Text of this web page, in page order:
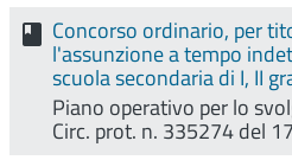
Concorso ordinario, per
l'assunzione a tempo
scuola secondaria di I, II
Piano operativo per lo
Circ. prot. n. 335274 del